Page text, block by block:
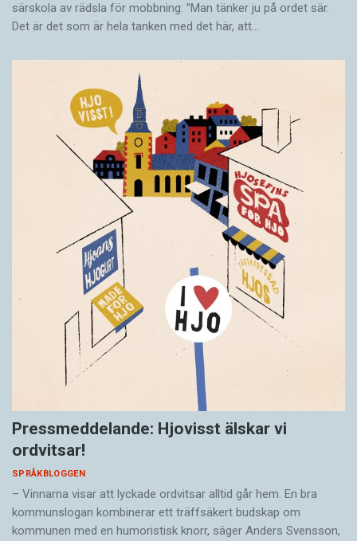
särskola av rädsla för mobbning: ”Man tänker ju på ordet sär.
Det är det som är hela tanken med det här, att…
Pressmeddelande: Hjovisst älskar vi
ordvitsar!
SPRÅKBLOGGEN
– Vinnarna visar att lyckade ordvitsar alltid går hem. En bra
kommunslogan kombinerar ett träffsäkert budskap om
kommunen med en humoristisk knorr, säger Anders Svensson,